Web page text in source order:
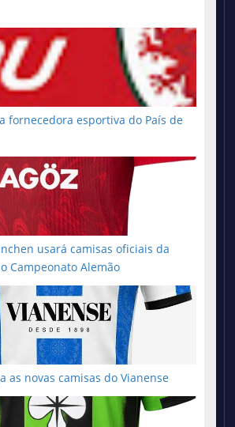
fornecedora esportiva do País de
usará camisas oficiais da
Campeonato Alemão
as novas camisas do Vianense